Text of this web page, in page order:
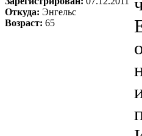
Откуда: Энгельс
Возраст: 65